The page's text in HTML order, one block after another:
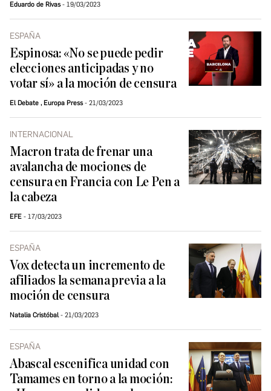
Eduardo de Rivas 19/03/2023
ESPAÑA
Espinosa: «No se puede pedir
elecciones anticipadas y no
votar sí» a la moción de censura
El Debate , Europa Press 21/03/2023
INTERNACIONAL
Macron trata de frenar una
avalancha de mociones de
censura en Francia con Le Pen a
la cabeza
EFE 17/03/2023
ESPAÑA
Vox detecta un incremento de
afiliados la semana previa a la
moción de censura
Natalia Cristóbal 21/03/2023
ESPAÑA
Abascal escenifica unidad con
Tamames en torno a la moción: